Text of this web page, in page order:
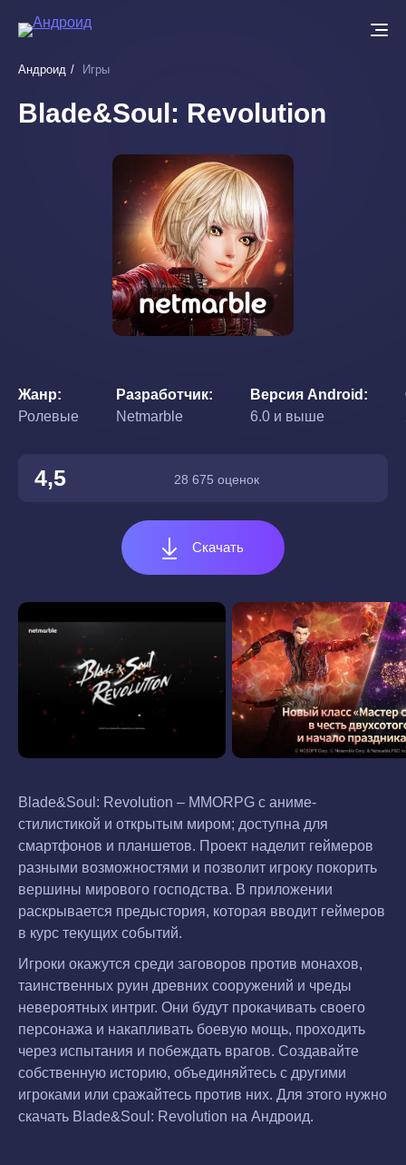
основному
Андроид Игры
Blade&Soul: Revolution
Жанр
Ролевые
Разработчик
Netmarble
Версия Android
6.0 и выше
4,5 28 675 оценок
Скачать
Blade&Soul: Revolution – MMORPG с аниме-
стилистикой и открытым миром; доступна для
смартфонов и планшетов. Проект наделит геймеров
разными возможностями и позволит игроку покорить
вершины мирового господства. В приложении
раскрывается предыстория, которая вводит геймеров
в курс текущих событий.
Игроки окажутся среди заговоров против монахов,
таинственных руин древних сооружений и чреды
невероятных интриг. Они будут прокачивать своего
персонажа и накапливать боевую мощь, проходить
через испытания и побеждать врагов. Создавайте
собственную историю, объединяйтесь с другими
игроками или сражайтесь против них. Для этого нужно
скачать Blade&Soul: Revolution на Андроид.